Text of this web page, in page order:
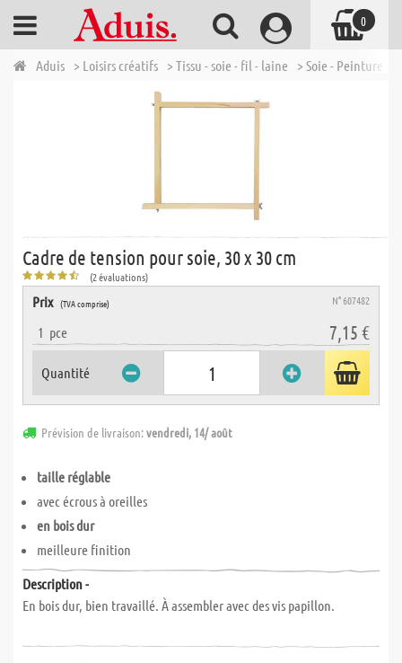
Aduis > Loisirs créatifs > Tissu - soie - fil - laine > Soie - Peinture
Cadre de tension pour soie, 30 x 30 cm
(2 évaluations)
Prix (TVA comprise) N° 607482
1 pce 7,15 €
Quantité
Prévision de livraison:vendredi, 14/ août
taille réglable
avec écrous à oreilles
en bois dur
meilleure finition
Description -
En bois dur, bien travaillé. À assembler avec des vis papillon.
0